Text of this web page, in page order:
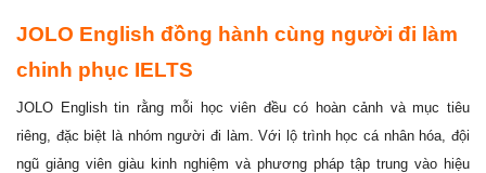
JOLO English đồng hành cùng người đi làm
chinh phục IELTS
JOLO English tin rằng mỗi học viên đều có hoàn cảnh và mục tiêu
riêng, đặc biệt là nhóm người đi làm. Với lộ trình học cá nhân hóa, đội
ngũ giảng viên giàu kinh nghiệm và phương pháp tập trung vào hiệu